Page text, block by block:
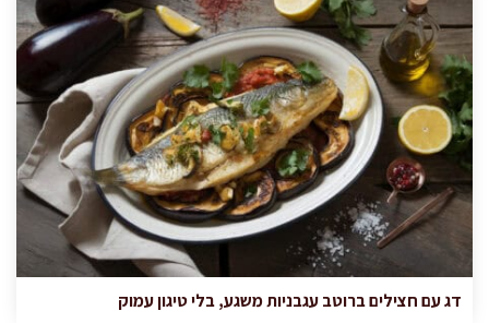
דג עם חצילים ברוטב עגבניות משגע, בלי טיגון עמוק